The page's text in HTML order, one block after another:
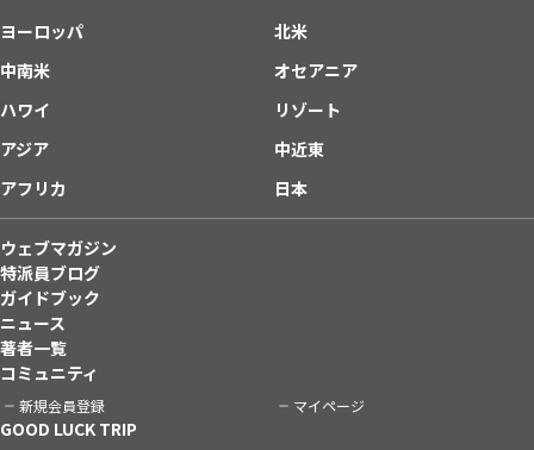
ヨーロッパ
北米
中南米
オセアニア
ハワイ
リゾート
アジア
中近東
アフリカ
日本
ウェブマガジン
特派員ブログ
ガイドブック
ニュース
著者一覧
コミュニティ
新規会員登録 マイページ
GOOD LUCK TRIP